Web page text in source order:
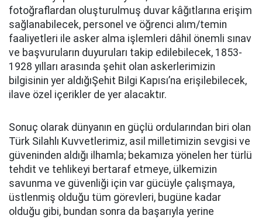
fotoğraflardan oluşturulmuş duvar kâğıtlarına erişim
sağlanabilecek, personel ve öğrenci alım/temin
faaliyetleri ile asker alma işlemleri dâhil önemli sınav
ve başvuruların duyuruları takip edilebilecek, 1853-
1928 yılları arasında şehit olan askerlerimizin
bilgisinin yer aldığıŞehit Bilgi Kapısı’na erişilebilecek,
ilave özel içerikler de yer alacaktır.
Sonuç olarak dünyanın en güçlü ordularından biri olan
Türk Silahlı Kuvvetlerimiz, asil milletimizin sevgisi ve
güveninden aldığı ilhamla; bekamıza yönelen her türlü
tehdit ve tehlikeyi bertaraf etmeye, ülkemizin
savunma ve güvenliği için var gücüyle çalışmaya,
üstlenmiş olduğu tüm görevleri, bugüne kadar
olduğu gibi, bundan sonra da başarıyla yerine